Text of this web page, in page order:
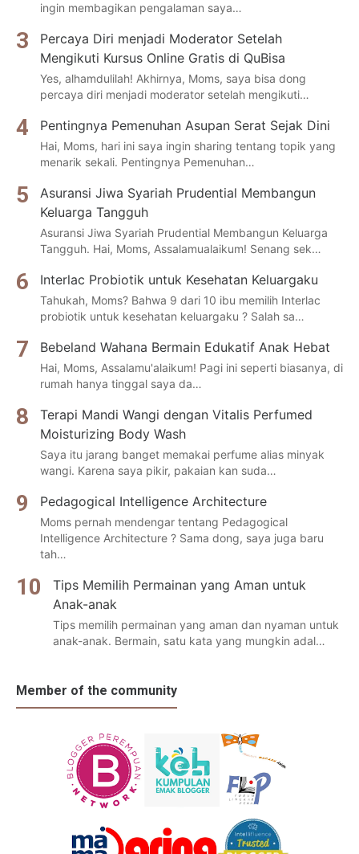
ingin membagikan pengalaman saya…
Percaya Diri menjadi Moderator Setelah
Mengikuti Kursus Online Gratis di QuBisa
Yes, alhamdulilah! Akhirnya, Moms, saya bisa dong
percaya diri menjadi moderator setelah mengikuti…
Pentingnya Pemenuhan Asupan Serat Sejak Dini
Hai, Moms, hari ini saya ingin sharing tentang topik yang
menarik sekali. Pentingnya Pemenuhan…
Asuransi Jiwa Syariah Prudential Membangun
Keluarga Tangguh
Asuransi Jiwa Syariah Prudential Membangun Keluarga
Tangguh. Hai, Moms, Assalamualaikum! Senang sek…
Interlac Probiotik untuk Kesehatan Keluargaku
Tahukah, Moms? Bahwa 9 dari 10 ibu memilih Interlac
probiotik untuk kesehatan keluargaku ? Salah sa…
Bebeland Wahana Bermain Edukatif Anak Hebat
Hai, Moms, Assalamu'alaikum! Pagi ini seperti biasanya, di
rumah hanya tinggal saya da…
Terapi Mandi Wangi dengan Vitalis Perfumed
Moisturizing Body Wash
Saya itu jarang banget memakai perfume alias minyak
wangi. Karena saya pikir, pakaian kan suda…
Pedagogical Intelligence Architecture
Moms pernah mendengar tentang Pedagogical
Intelligence Architecture ? Sama dong, saya juga baru
tah…
Tips Memilih Permainan yang Aman untuk
Anak-anak
Tips memilih permainan yang aman dan nyaman untuk
anak-anak. Bermain, satu kata yang mungkin adal…
Member of the community